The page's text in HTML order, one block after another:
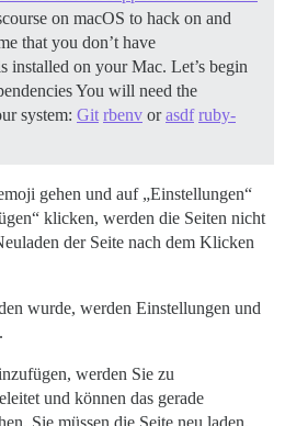
on macOS to hack on and
that you don’t have
installed on your Mac. Let’s begin
You will need the
system: Git rbenv orasdf ruby-
gehen und auf „Einstellungen“
klicken, werden die Seiten nicht
der Seite nach dem Klicken
wurde, werden Einstellungen und
werden Sie zu
und können das gerade